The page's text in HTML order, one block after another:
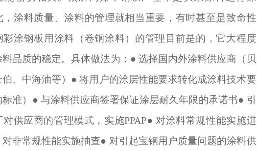
，涂料质量、涂料的管理就相当重要，有时甚至是致命性
彩涂钢板用涂料（卷钢涂料）的管理目前是的，它大程度
品质的稳定。具体做法为：● 选择国内外涂料供应商（贝
、中海油等）● 将用户的涂层性能要求转化成涂料技术要
准）● 与涂料供应商签署保证涂层耐久年限的承诺书● 引
对供应商的管理模式，实施PPAP● 对涂料常规性能实施进
非常规性能实施抽查● 对引起宝钢用户质量问题的涂料供